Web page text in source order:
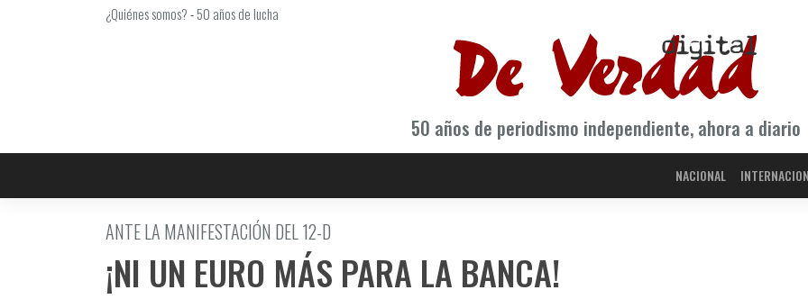
¿Quiénes somos?-50 años de lucha
50 años de periodismo independiente, ahora a diario
NACIONAL
ANTE LA MANIFESTACIÓN DEL 12-D
¡NI UN EURO MÁS PARA LA BANCA!